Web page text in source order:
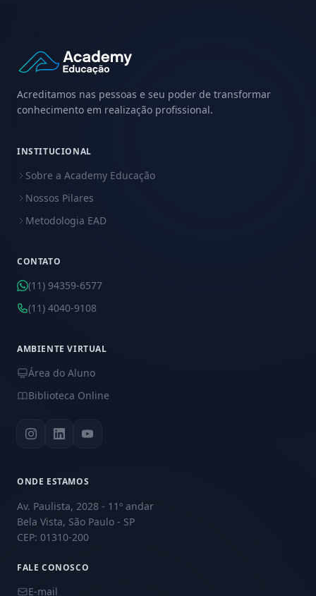
Acreditamos nas pessoas e seu poder de transformar
conhecimento em realização profissional.
INSTITUCIONAL
Sobre a Academy Educação
Nossos Pilares
Metodologia EAD
CONTATO
(11) 94359-6577
(11) 4040-9108
AMBIENTE VIRTUAL
Área do Aluno
Biblioteca Online
ONDE ESTAMOS
Av. Paulista, 2028 - 11º andar
Bela Vista, São Paulo - SP
CEP: 01310-200
FALE CONOSCO
E-mail